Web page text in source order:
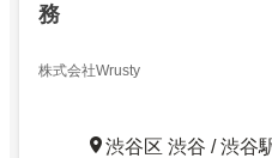
務
株式会社Wrusty
渋谷区 渋谷 / 渋谷